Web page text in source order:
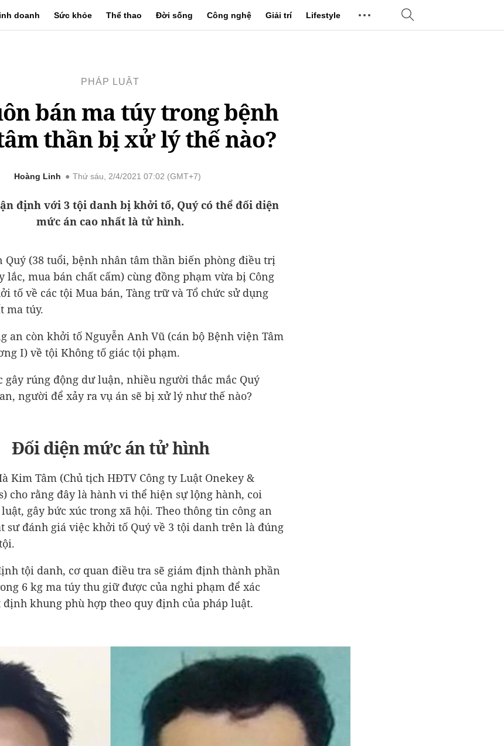
doanh Sức khỏe Thể thao Đời sống Công nghệ Giải trí Lifestyle
PHÁP LUẬT
bán ma túy trong bệnh
thần bị xử lý thế nào?
Hoàng Linh Thứ sáu, 2/4/2021 07:02 (GMT+7)
định với 3 tội danh bị khởi tố, Quý có thể đối diện
mức án cao nhất là tử hình.
Quý (38 tuổi, bệnh nhân tâm thần biến phòng điều trị
lắc, mua bán chất cấm) cùng đồng phạm vừa bị Công
tố về các tội Mua bán, Tàng trữ và Tổ chức sử dụng
ma túy.
an còn khởi tố Nguyễn Anh Vũ (cán bộ Bệnh viện Tâm
I) về tội Không tố giác tội phạm.
gây rúng động dư luận, nhiều người thắc mắc Quý
người để xảy ra vụ án sẽ bị xử lý như thế nào?
Đối diện mức án tử hình
Kim Tâm (Chủ tịch HĐTV Công ty Luật Onekey &
cho rằng đây là hành vi thể hiện sự lộng hành, coi
gây bức xúc trong xã hội. Theo thông tin công an
sư đánh giá việc khởi tố Quý về 3 tội danh trên là đúng
tội danh, cơ quan điều tra sẽ giám định thành phần
6 kg ma túy thu giữ được của nghi phạm để xác
khung phù hợp theo quy định của pháp luật.